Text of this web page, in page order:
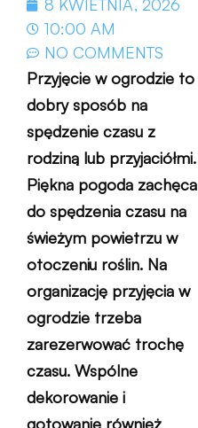
8 KWIETNIA, 2026
10:00 AM
NO COMMENTS
Przyjęcie w ogrodzie to
dobry sposób na
spędzenie czasu z
rodziną lub przyjaciółmi.
Piękna pogoda zachęca
do spędzenia czasu na
świeżym powietrzu w
otoczeniu roślin. Na
organizację przyjęcia w
ogrodzie trzeba
zarezerwować trochę
czasu. Wspólne
dekorowanie i
gotowanie również